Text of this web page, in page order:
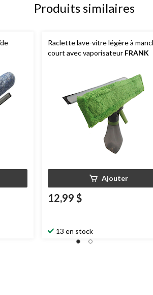
Produits similaires
Raclette lave-vitre légère à
court avec vaporisateur FRANK
Ajouter
12,99 $
13 en stock